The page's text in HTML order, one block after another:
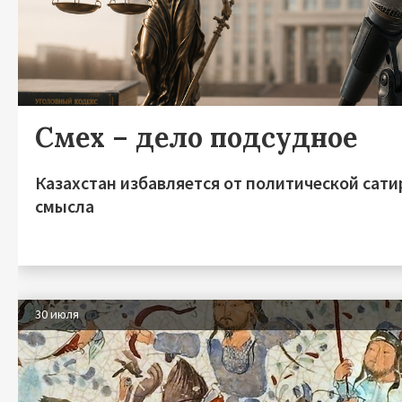
Смех – дело подсудное
Казахстан избавляется от политической
смысла
30 июля